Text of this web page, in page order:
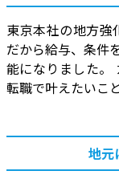
東京本社の地方強
だから給与、条件
能になりました。
転職で叶えたいこ
地元